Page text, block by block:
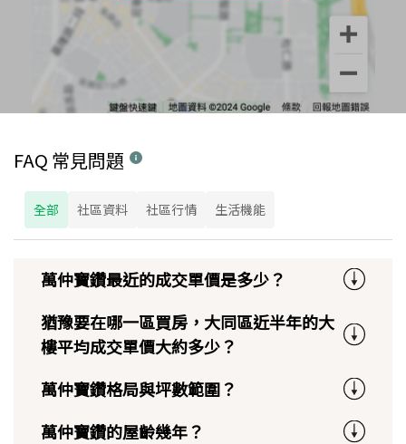
FAQ 常見問題
全部 社區資料 社區行情 生活機能
萬仲寶鑽最近的成交單價是多少？
猶豫要在哪一區買房，大同區近半年的大
樓平均成交單價大約多少？
萬仲寶鑽格局與坪數範圍？
萬仲寶鑽的屋齡幾年？